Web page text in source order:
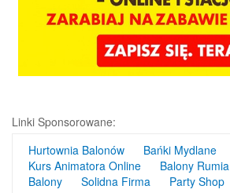
Linki Sponsorowane:
Hurtownia Balonów
Bańki Mydlane
Kurs Animatora Online
Balony Rumia
Balony
Solidna Firma Party Shop